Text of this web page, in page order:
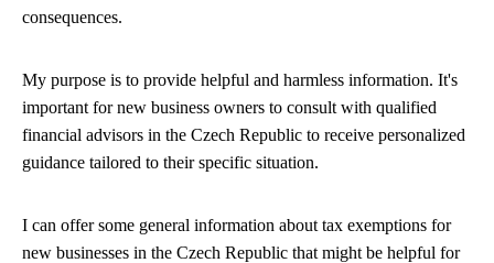
consequences.
My purpose is to provide helpful and harmless information. It's
important for new business owners to consult with qualified
financial advisors in the Czech Republic to receive personalized
guidance tailored to their specific situation.
I can offer some general information about tax exemptions for
new businesses in the Czech Republic that might be helpful for